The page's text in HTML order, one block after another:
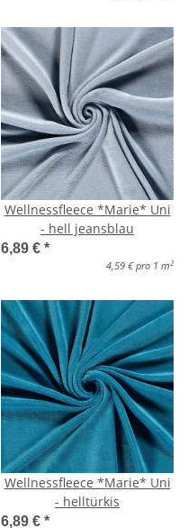
Wellnessfleece *Marie* Uni
- hell jeansblau
6,89 € *
4,59 € pro 1 m 2
Wellnessfleece *Marie* Uni
- helltürkis
6,89 € *